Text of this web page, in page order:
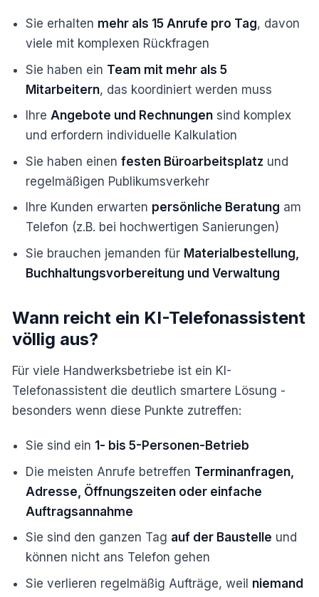
Sie erhalten mehr als 15 Anrufe pro Tag, davon
viele mit komplexen Rückfragen
Sie haben ein Team mit mehr als 5
Mitarbeitern, das koordiniert werden muss
IhreAngebote und Rechnungen sind komplex
und erfordern individuelle Kalkulation
Sie haben einenfesten Büroarbeitsplatz und
regelmäßigen Publikumsverkehr
Ihre Kunden erwarten persönliche Beratung am
Telefon (z.B. bei hochwertigen Sanierungen)
Sie brauchen jemanden für Materialbestellung,
Buchhaltungsvorbereitung und Verwaltung
Wann reicht ein KI-Telefonassistent
völlig aus?
Für viele Handwerksbetriebe ist ein KI-
Telefonassistent die deutlich smartere Lösung -
besonders wenn diese Punkte zutreffen:
Sie sind ein 1- bis 5-Personen-Betrieb
Die meisten Anrufe betreffen Terminanfragen,
Adresse, Öffnungszeiten oder einfache
Auftragsannahme
Sie sind den ganzen Tag auf der Baustelle und
können nicht ans Telefon gehen
Sie verlieren regelmäßig Aufträge, weil niemand